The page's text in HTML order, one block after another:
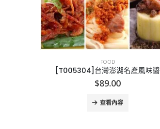
FOOD
[T005304]台灣澎湖名產風味醬
$89.00
查看內容